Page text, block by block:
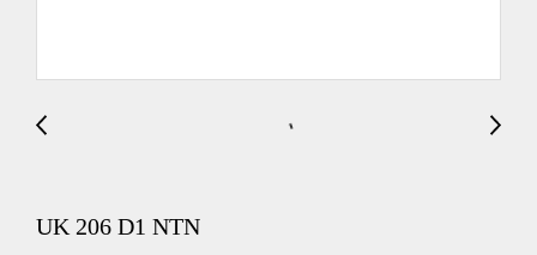
UK 206 D1 NTN